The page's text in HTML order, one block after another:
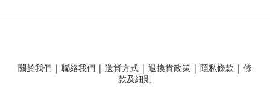
關於我們 | 聯絡我們 | 送貨方式 | 退換貨政策 | 隱私條款 | 條
款及細則